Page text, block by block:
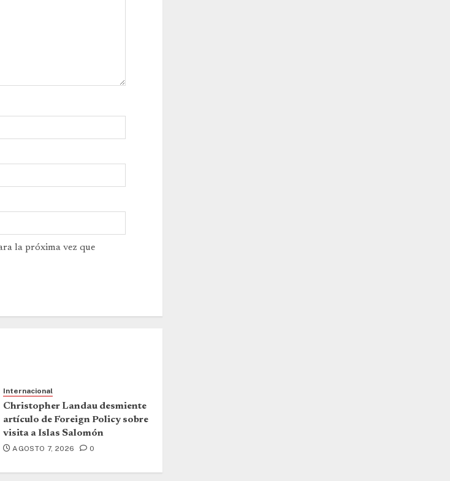
la próxima vez que
Internacional
Christopher Landau desmiente
artículo de Foreign Policy sobre
visita a Islas Salomón
AGOSTO 7, 2026 0